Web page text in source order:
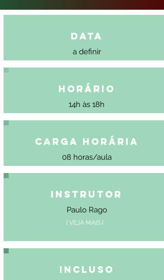
Data
a definir
Horário
14h às 18h
Carga Horária
08 horas/aula
Instrutor
Paulo Rago
[ VEJA MAIS ]
Incluso